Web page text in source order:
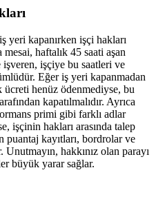
yeri kapanırken işçi hakları
haftalık 45 saati aşan
işçiye bu saatleri ve
Eğer iş yeri kapanmadan
ücreti henüz ödenmediyse, bu
kapatılmalıdır. Ayrıca
primi gibi farklı adlar
işçinin hakları arasında talep
kayıtları, bordrolar ve
hakkınız olan parayı
büyük yarar sağlar.